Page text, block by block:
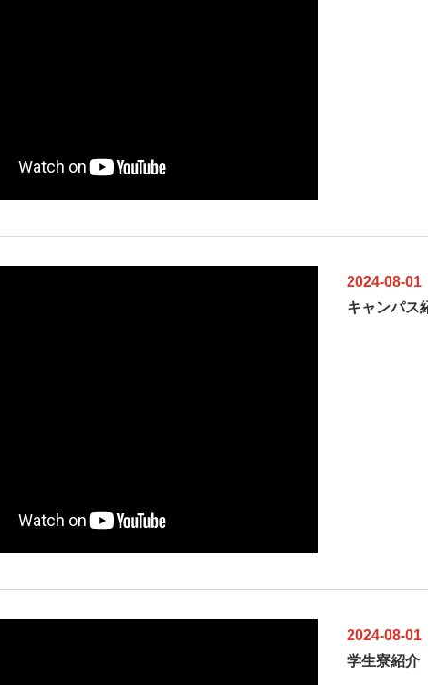
2024-08-01
キャンパス
2024-08-01
学生寮紹介